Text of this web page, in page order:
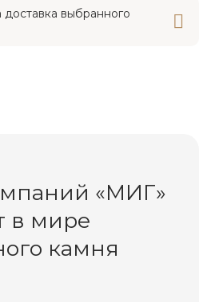
выбранного
«МИГ»
в мире
камня